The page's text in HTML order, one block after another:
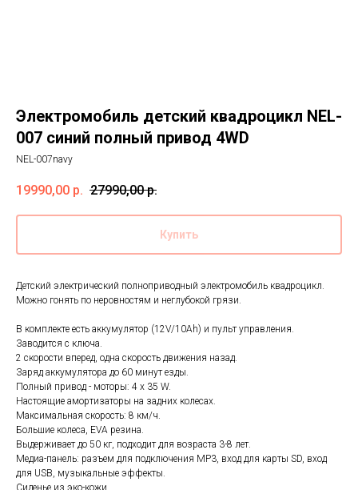
Электромобиль детский квадроцикл NEL-
007 синий полный привод 4WD
NEL-007navy
19990,00 р. 27990,00 р.
Купить
Детский электрический полноприводный электромобиль квадроцикл.
Можно гонять по неровностям и неглубокой грязи.
В комплекте есть аккумулятор (12V/10Ah) и пульт управления.
Заводится с ключа.
2 скорости вперед, одна скорость движения назад.
Заряд аккумулятора до 60 минут езды.
Полный привод - моторы: 4 x 35 W.
Настоящие амортизаторы на задних колесах.
Максимальная скорость: 8 км/ч.
Большие колеса, EVA резина.
Выдерживает до 50 кг, подходит для возраста 3-8 лет.
Медиа-панель: разъем для подключения MP3, вход для карты SD, вход
для USB, музыкальные эффекты.